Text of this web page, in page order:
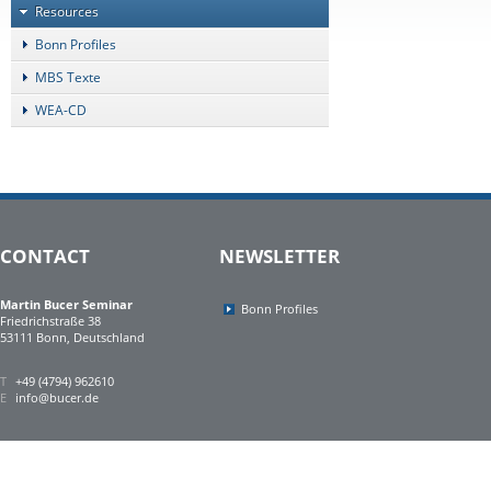
Resources
Bonn Profiles
MBS Texte
WEA-CD
CONTACT
Martin Bucer Seminar
Friedrichstraße 38
53111 Bonn, Deutschland
T +49 (4794) 962610
E info@bucer.de
NEWSLETTER
Bonn Profiles